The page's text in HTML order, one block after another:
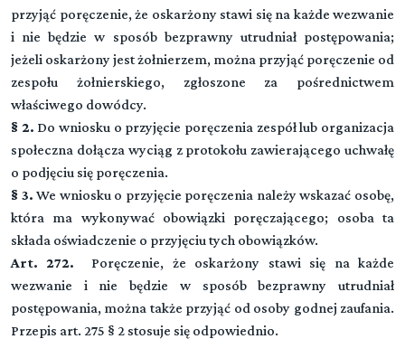
przyjąć poręczenie, że oskarżony stawi się na każde wezwanie
i nie będzie w sposób bezprawny utrudniał postępowania;
jeżeli oskarżony jest żołnierzem, można przyjąć poręczenie od
zespołu żołnierskiego, zgłoszone za pośrednictwem
właściwego dowódcy.
§ 2. Do wniosku o przyjęcie poręczenia zespół lub organizacja
społeczna dołącza wyciąg z protokołu zawierającego uchwałę
o podjęciu się poręczenia.
§ 3. We wniosku o przyjęcie poręczenia należy wskazać osobę,
która ma wykonywać obowiązki poręczającego; osoba ta
składa oświadczenie o przyjęciu tych obowiązków.
Art. 272. Poręczenie, że oskarżony stawi się na każde
wezwanie i nie będzie w sposób bezprawny utrudniał
postępowania, można także przyjąć od osoby godnej zaufania.
Przepis art. 275 § 2 stosuje się odpowiednio.